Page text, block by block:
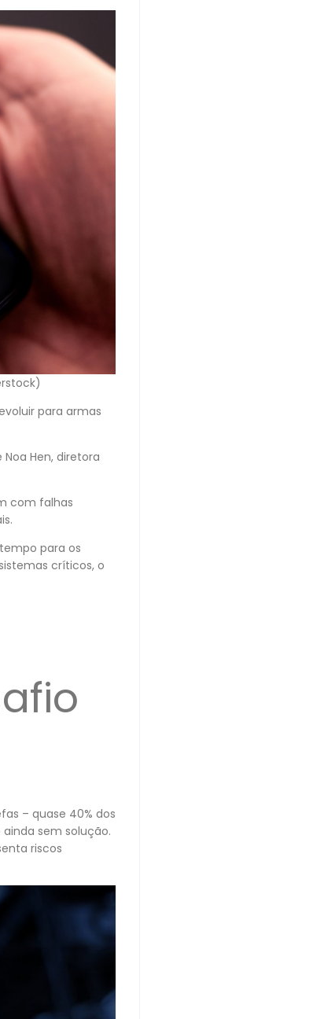
para armas
Hen, diretora
com falhas
para os
críticos, o
– quase 40% dos
sem solução.
riscos